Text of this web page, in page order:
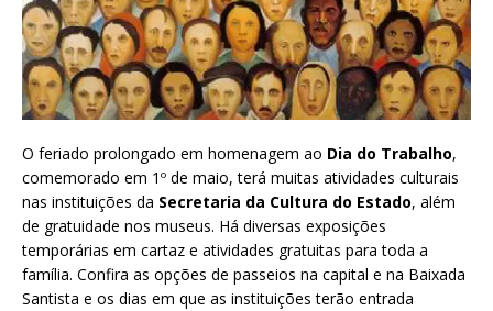
O feriado prolongado em homenagem ao Dia do Trabalho,
comemorado em 1º de maio, terá muitas atividades culturais
nas instituições da Secretaria da Cultura do Estado, além
de gratuidade nos museus. Há diversas exposições
temporárias em cartaz e atividades gratuitas para toda a
família. Confira as opções de passeios na capital e na Baixada
Santista e os dias em que as instituições terão entrada